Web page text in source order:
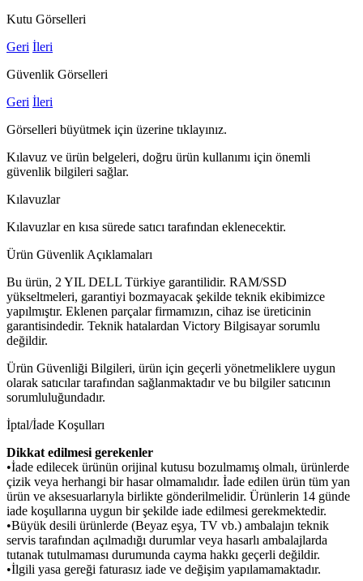
Kutu Görselleri
Geri İleri
Güvenlik Görselleri
Geri İleri
Görselleri büyütmek için üzerine tıklayınız.
Kılavuz ve ürün belgeleri, doğru ürün kullanımı için önemli
güvenlik bilgileri sağlar.
Kılavuzlar
Kılavuzlar en kısa sürede satıcı tarafından eklenecektir.
Ürün Güvenlik Açıklamaları
Bu ürün, 2 YIL DELL Türkiye garantilidir. RAM/SSD
yükseltmeleri, garantiyi bozmayacak şekilde teknik ekibimizce
yapılmıştır. Eklenen parçalar firmamızın, cihaz ise üreticinin
garantisindedir. Teknik hatalardan Victory Bilgisayar sorumlu
değildir.
Ürün Güvenliği Bilgileri, ürün için geçerli yönetmeliklere uygun
olarak satıcılar tarafından sağlanmaktadır ve bu bilgiler satıcının
sorumluluğundadır.
İptal/İade Koşulları
Dikkat edilmesi gerekenler
•İade edilecek ürünün orijinal kutusu bozulmamış olmalı, ürünlerde
çizik veya herhangi bir hasar olmamalıdır. İade edilen ürün tüm yan
ürün ve aksesuarlarıyla birlikte gönderilmelidir. Ürünlerin 14 günde
iade koşullarına uygun bir şekilde iade edilmesi gerekmektedir.
•Büyük desili ürünlerde (Beyaz eşya, TV vb.) ambalajın teknik
servis tarafından açılmadığı durumlar veya hasarlı ambalajlarda
tutanak tutulmaması durumunda cayma hakkı geçerli değildir.
•İlgili yasa gereği faturasız iade ve değişim yapılamamaktadır.